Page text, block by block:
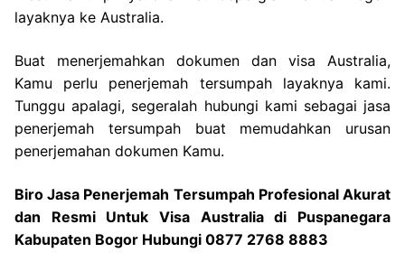
layaknya ke Australia.
Buat menerjemahkan dokumen dan visa Australia,
Kamu perlu penerjemah tersumpah layaknya kami.
Tunggu apalagi, segeralah hubungi kami sebagai jasa
penerjemah tersumpah buat memudahkan urusan
penerjemahan dokumen Kamu.
Biro Jasa Penerjemah Tersumpah Profesional Akurat
dan Resmi Untuk Visa Australia di Puspanegara
Kabupaten Bogor Hubungi 0877 2768 8883